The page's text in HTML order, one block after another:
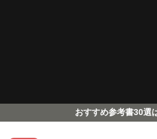
おすすめ参考書30選